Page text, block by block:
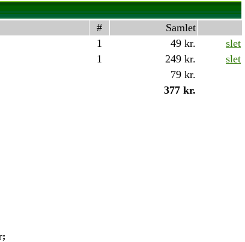
#
Samlet
1 49 kr.
slet
1 249 kr. slet
79 kr.
377 kr.